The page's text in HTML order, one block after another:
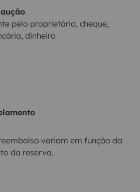
pelo proprietário, cheque,
dinheiro
variam em função da
da reserva.